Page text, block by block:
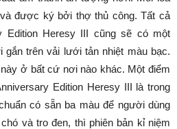
được ký bởi thợ thủ công. Tất cả
Edition Heresy III cũng sẽ có một
trên vải lưới tản nhiệt màu bạc.
ở bất cứ nơi nào khác. Một điểm
Edition Heresy III là trong
có sẵn ba màu để người dùng
và tro đen, thì phiên bản kỉ niệm